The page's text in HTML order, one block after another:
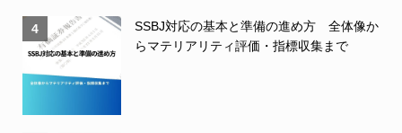
4
SSBJ対応の基本と準備の進め方 全体像か
らマテリアリティ評価・指標収集まで